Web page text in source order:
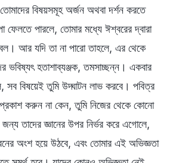
বিষয়সমূহ অর্জন অথবা দর্শন করতে
ফেলতে পারলে, তোমার মধ্যে ঈশ্বরের দ্বারা
আর যদি তা না পারো তাহলে, এর থেকে
ভবিষ্যৎ হতাশাব্যঞ্জক, তমসাচ্ছন্ন। একবার
সব বিষয়েই তুমি উদ্ঘাটন লাভ করবে। পবিত্র
করুন না কেন, তুমি নিজের থেকে কোনো
তাদের জ্ঞানের উপর নির্ভর করে এগোলে,
অংশ হয়ে উঠবে, এবং তোমার এই অভিজ্ঞতা